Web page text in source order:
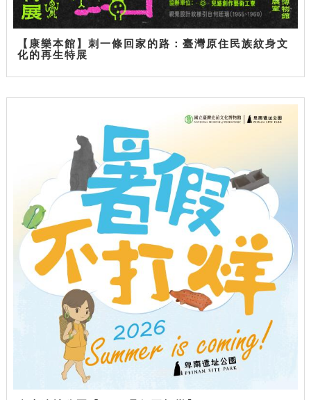
【康樂本館】刺一條回家的路：臺灣原住民族紋身文
化的再生特展